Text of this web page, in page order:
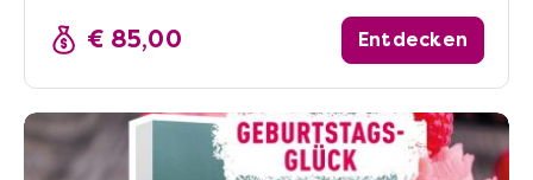
€ 85,00 Entdecken